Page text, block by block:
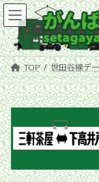
コ
ン
テ
ン
ツ
へ
ス
キ
ッ
プ
ナ
ビ
ゲ
ー
シ
ョ
ン
に
移
動
TOP 世田谷線デ